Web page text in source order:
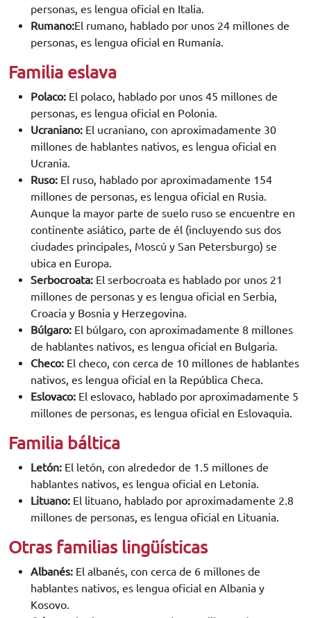
personas, es lengua oficial en Italia.
Rumano:El rumano, hablado por unos 24 millones de
personas, es lengua oficial en Rumanía.
Familia eslava
Polaco: El polaco, hablado por unos 45 millones de
personas, es lengua oficial en Polonia.
Ucraniano: El ucraniano, con aproximadamente 30
millones de hablantes nativos, es lengua oficial en
Ucrania.
Ruso: El ruso, hablado por aproximadamente 154
millones de personas, es lengua oficial en Rusia.
Aunque la mayor parte de suelo ruso se encuentre en
continente asiático, parte de él (incluyendo sus dos
ciudades principales, Moscú y San Petersburgo) se
ubica en Europa.
Serbocroata: El serbocroata es hablado por unos 21
millones de personas y es lengua oficial en Serbia,
Croacia y Bosnia y Herzegovina.
Búlgaro: El búlgaro, con aproximadamente 8 millones
de hablantes nativos, es lengua oficial en Bulgaria.
Checo: El checo, con cerca de 10 millones de hablantes
nativos, es lengua oficial en la República Checa.
Eslovaco: El eslovaco, hablado por aproximadamente 5
millones de personas, es lengua oficial en Eslovaquia.
Familia báltica
Letón: El letón, con alrededor de 1.5 millones de
hablantes nativos, es lengua oficial en Letonia.
Lituano: El lituano, hablado por aproximadamente 2.8
millones de personas, es lengua oficial en Lituania.
Otras familias lingüísticas
Albanés: El albanés, con cerca de 6 millones de
hablantes nativos, es lengua oficial en Albania y
Kosovo.